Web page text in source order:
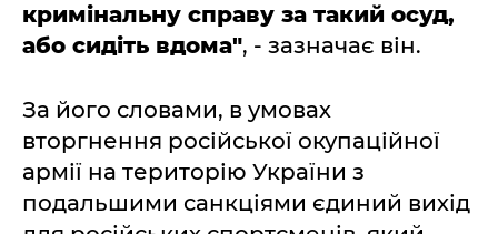
кримінальну справу за такий осуд,
або сидіть вдома", - зазначає він.
За його словами, в умовах
вторгнення російської окупаційної
армії на територію України з
подальшими санкціями єдиний вихід